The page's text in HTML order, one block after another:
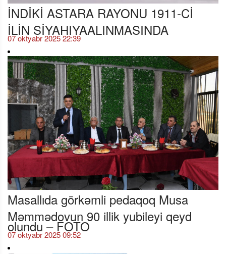
İNDİKİ ASTARA RAYONU 1911-Cİ
İLİN SİYAHIYAALINMASINDA
07 oktyabr 2025 22:39
Masallıda görkəmli pedaqoq Musa
Məmmədovun 90 illik yubileyi qeyd
olundu – FOTO
07 oktyabr 2025 09:52